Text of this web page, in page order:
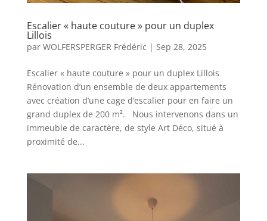
Escalier « haute couture » pour un duplex
Lillois
par WOLFERSPERGER Frédéric | Sep 28, 2025
Escalier « haute couture » pour un duplex Lillois
Rénovation d’un ensemble de deux appartements
avec création d’une cage d’escalier pour en faire un
grand duplex de 200 m². Nous intervenons dans un
immeuble de caractère, de style Art Déco, situé à
proximité de...